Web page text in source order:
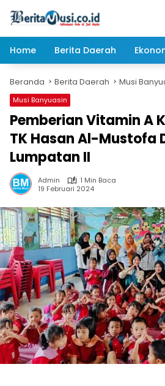
Home
Berita Daerah
Beranda Berita Daerah Musi
Musi Banyuasin
Pemberian Vitamin A
TK Hasan Al-Mustofa
Lumpatan II
Admin
1 Min Baca
19 Februari 2024